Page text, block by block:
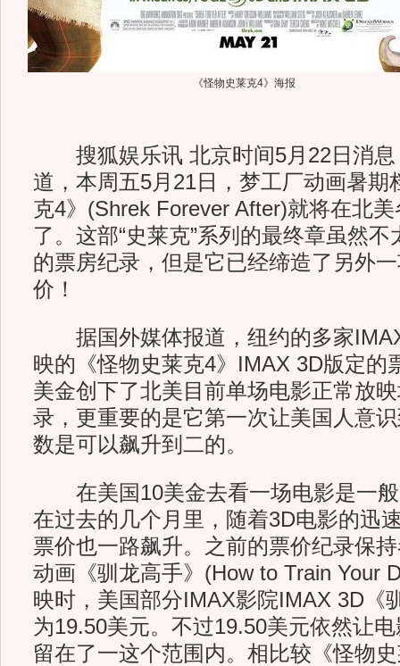
《怪物史莱克4》海报
搜狐娱乐讯 北京时间5月22日消息
道，本周五5月21日，梦工厂动画暑期
克4》(Shrek Forever After)就将在北
了。这部“史莱克”系列的最终章虽然
的票房纪录，但是它已经缔造了另外
价！
据国外媒体报道，纽约的多家
映的《怪物史莱克4》IMAX 3D版定的
美金创下了北美目前单场电影正常放
录，更重要的是它第一次让美国人意
数是可以飙升到二的。
在美国10美金去看一场电影是一般
在过去的几个月里，随着3D电影的迅
票价也一路飙升。之前的票价纪录保
动画《驯龙高手》(How to Train Your
映时，美国部分IMAX影院IMAX 3D《
为19.50美元。不过19.50美元依然让
留在了一这个范围内。相比较《怪物